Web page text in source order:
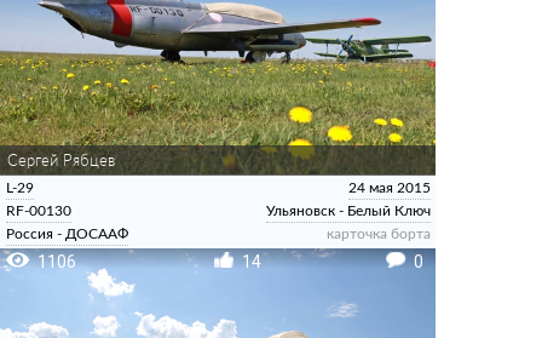
Сергей Рябцев
L-29
RF-00130
Россия - ДОСААФ
24 мая 2015
Ульяновск - Белый Ключ
карточка борта
1106 14 0